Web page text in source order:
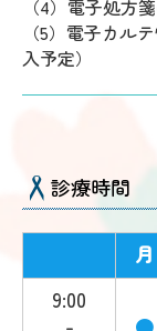
（4）電子処方
（5）電子カル
入予定）
診療時間
月
9:00